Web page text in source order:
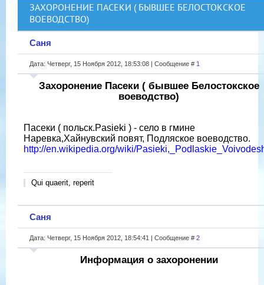
ЗАХОРОНЕНИЕ ПАСЕКИ ( БЫВШЕЕ БЕЛОСТОКСКОЕ
ВОЕВОДСТВО)
Саня
Дата: Четверг, 15 Ноября 2012, 18:53:08 | Сообщение # 1
Захоронение Пасеки ( бывшее Белостокское
воеводство)
Пасеки ( польск.Pasieki ) - село в гмине
Наревка,Хайнувский повят, Подляское воеводство.
http://en.wikipedia.org/wiki/
Qui quaerit, reperit
Саня
Дата: Четверг, 15 Ноября 2012, 18:54:41 | Сообщение # 2
Информация о захоронении